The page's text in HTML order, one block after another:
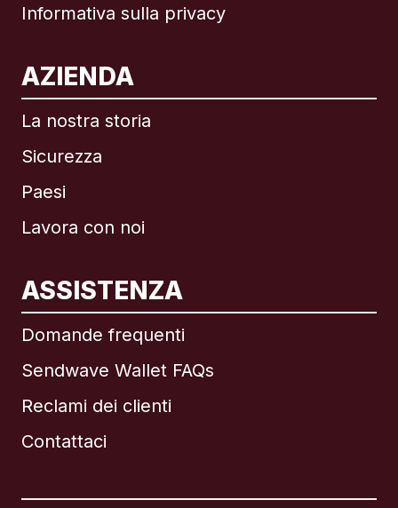
Informativa sulla privacy
AZIENDA
La nostra storia
Sicurezza
Paesi
Lavora con noi
ASSISTENZA
Domande frequenti
Sendwave Wallet FAQs
Reclami dei clienti
Contattaci
Internazionale English
Brasile